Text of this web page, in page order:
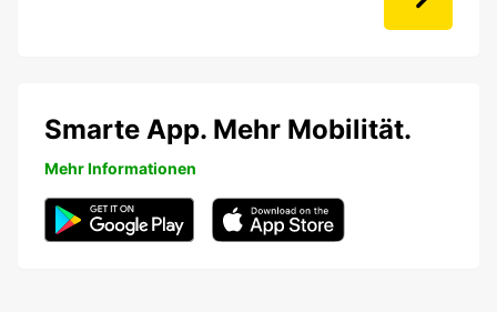
Smarte App. Mehr Mobilität.
Mehr Informationen